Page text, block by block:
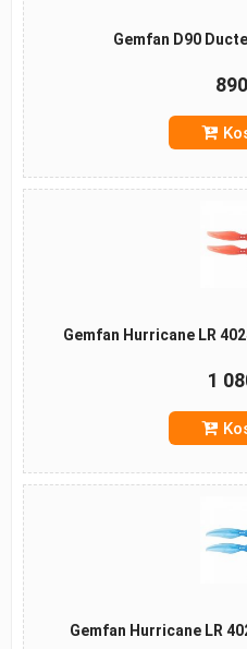
Gemfan D90
Gemfan Hurricane LR
1
Gemfan Hurricane LR